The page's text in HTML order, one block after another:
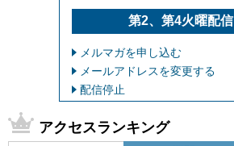
第2、第4火曜配信
メルマガを申し込む
メールアドレスを変更する
配信停止
アクセスランキング